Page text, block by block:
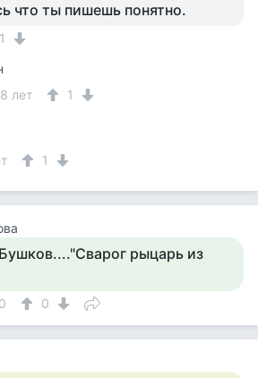
что ты пишешь понятно.
1
8 лет
1
1
рыцарь из
0 0